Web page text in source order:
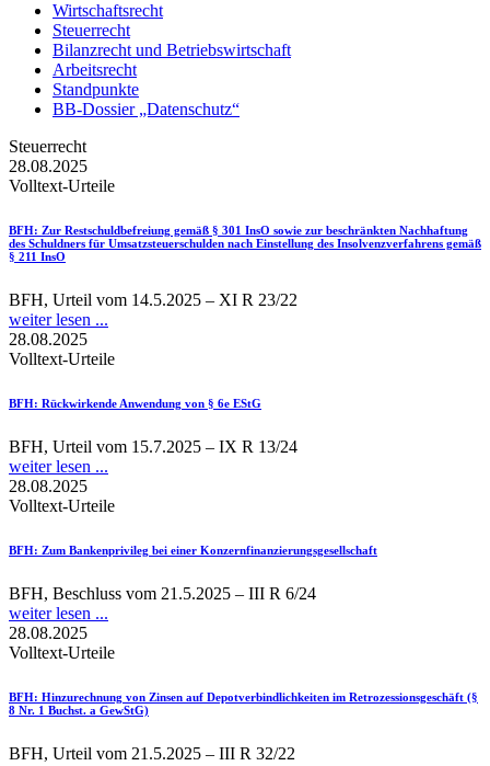
Wirtschaftsrecht
Steuerrecht
Bilanzrecht und Betriebswirtschaft
Arbeitsrecht
Standpunkte
BB-Dossier „Datenschutz“
Steuerrecht
28.08.2025
Volltext-Urteile
BFH: Zur Restschuldbefreiung gemäß § 301 InsO sowie zur beschränkten Nachhaftung
des Schuldners für Umsatzsteuerschulden nach Einstellung des Insolvenzverfahrens gemäß
§ 211 InsO
BFH, Urteil vom 14.5.2025 – XI R 23/22
weiter lesen ...
28.08.2025
Volltext-Urteile
BFH: Rückwirkende Anwendung von § 6e EStG
BFH, Urteil vom 15.7.2025 – IX R 13/24
weiter lesen ...
28.08.2025
Volltext-Urteile
BFH: Zum Bankenprivileg bei einer Konzernfinanzierungsgesellschaft
BFH, Beschluss vom 21.5.2025 – III R 6/24
weiter lesen ...
28.08.2025
Volltext-Urteile
BFH: Hinzurechnung von Zinsen auf Depotverbindlichkeiten im Retrozessionsgeschäft (§
8 Nr. 1 Buchst. a GewStG)
BFH, Urteil vom 21.5.2025 – III R 32/22